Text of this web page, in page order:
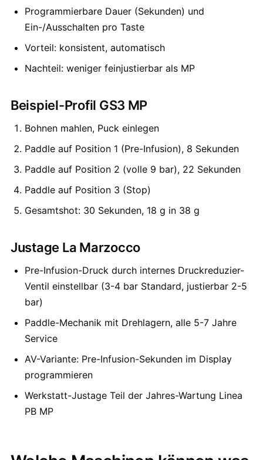
Programmierbare Dauer (Sekunden) und
Ein-/Ausschalten pro Taste
Vorteil: konsistent, automatisch
Nachteil: weniger feinjustierbar als MP
Beispiel-Profil GS3 MP
Bohnen mahlen, Puck einlegen
Paddle auf Position 1 (Pre-Infusion), 8 Sekunden
Paddle auf Position 2 (volle 9 bar), 22 Sekunden
Paddle auf Position 3 (Stop)
Gesamtshot: 30 Sekunden, 18 g in 38 g
Justage La Marzocco
Pre-Infusion-Druck durch internes Druckreduzier-
Ventil einstellbar (3-4 bar Standard, justierbar 2-5
bar)
Paddle-Mechanik mit Drehlagern, alle 5-7 Jahre
Service
AV-Variante: Pre-Infusion-Sekunden im Display
programmieren
Werkstatt-Justage Teil der Jahres-Wartung Linea
PB MP